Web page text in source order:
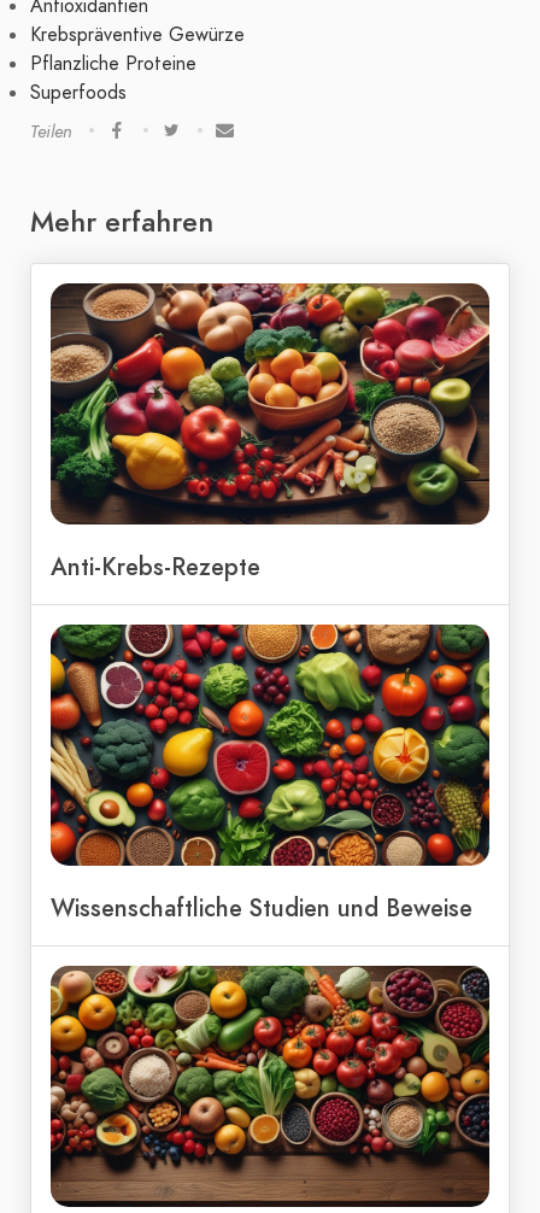
Antioxidantien
Krebspräventive Gewürze
Pflanzliche Proteine
Superfoods
Teilen
Mehr erfahren
Anti-Krebs-Rezepte
Wissenschaftliche Studien und Beweise